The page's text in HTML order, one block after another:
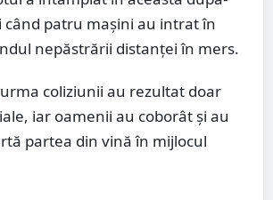
când patru mașini au intrat în
nepăstrării distanței în mers.
coliziunii au rezultat doar
iar oamenii au coborât și au
partea din vină în mijlocul